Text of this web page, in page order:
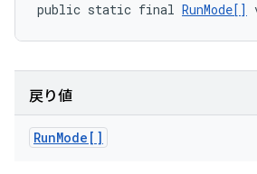
public static final RunMode[]
戻り値
RunMode[]